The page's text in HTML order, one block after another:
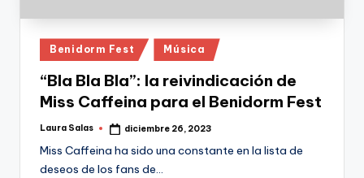
Publicado
en
Benidorm Fest Música
“Bla Bla Bla”: la reivindicación de
Miss Caffeina para el Benidorm Fest
Publicado
Laura Salas diciembre 26, 2023
Miss Caffeina ha sido una constante en la lista de
deseos de los fans de…